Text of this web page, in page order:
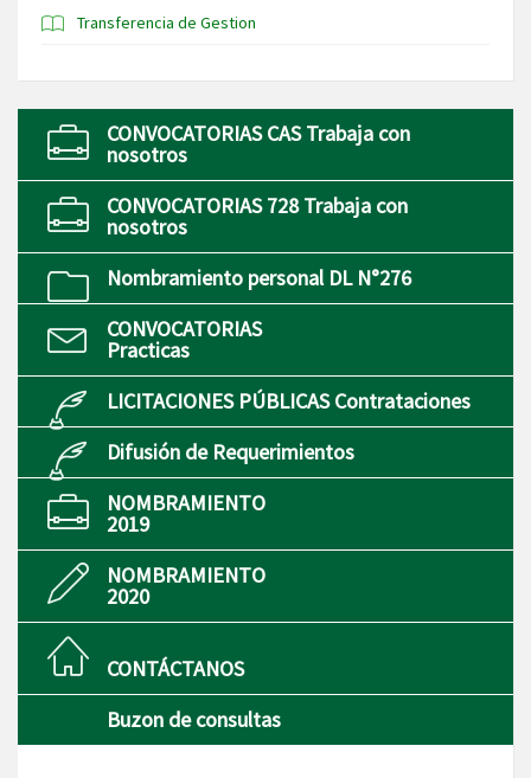
Transferencia de Gestion
CONVOCATORIAS CAS Trabaja con
nosotros
CONVOCATORIAS 728 Trabaja con
nosotros
Nombramiento personal DL N°276
CONVOCATORIAS
Practicas
LICITACIONES PÚBLICAS Contrataciones
Difusión de Requerimientos
NOMBRAMIENTO
2019
NOMBRAMIENTO
2020
CONTÁCTANOS
Buzon de consultas